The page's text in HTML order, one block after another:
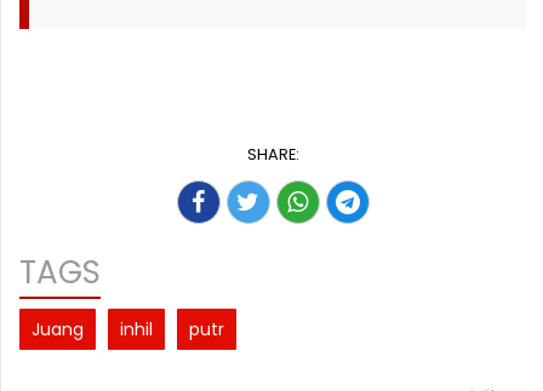
SHARE:
TAGS
Juang inhil putr